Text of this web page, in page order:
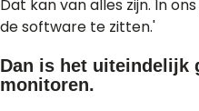
Dat kan van alles zijn. In
de software te zitten.'
Dan is het uiteindelijk
monitoren.